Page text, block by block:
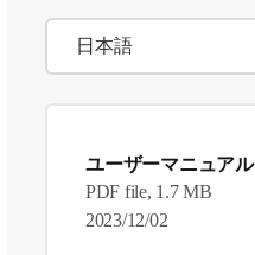
ユーザーマニュアル
PDF file, 1.7 MB
2023/12/02